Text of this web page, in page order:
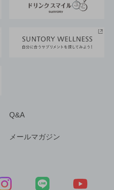
Q&A
メールマガジン